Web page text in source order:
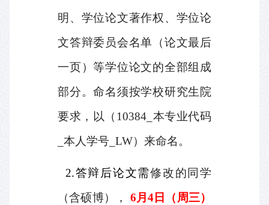
明、学位论文著作权、学位论
文答辩委员会名单（论文最后
一页）等学位论文的全部组成
部分。命名须按学校研究生院
要求，以（ 10384_ 本专业代码
本人学号 _LW）来命名。
2.答辩后论文需修改的同学
（含硕博），
6月 4日（周三）